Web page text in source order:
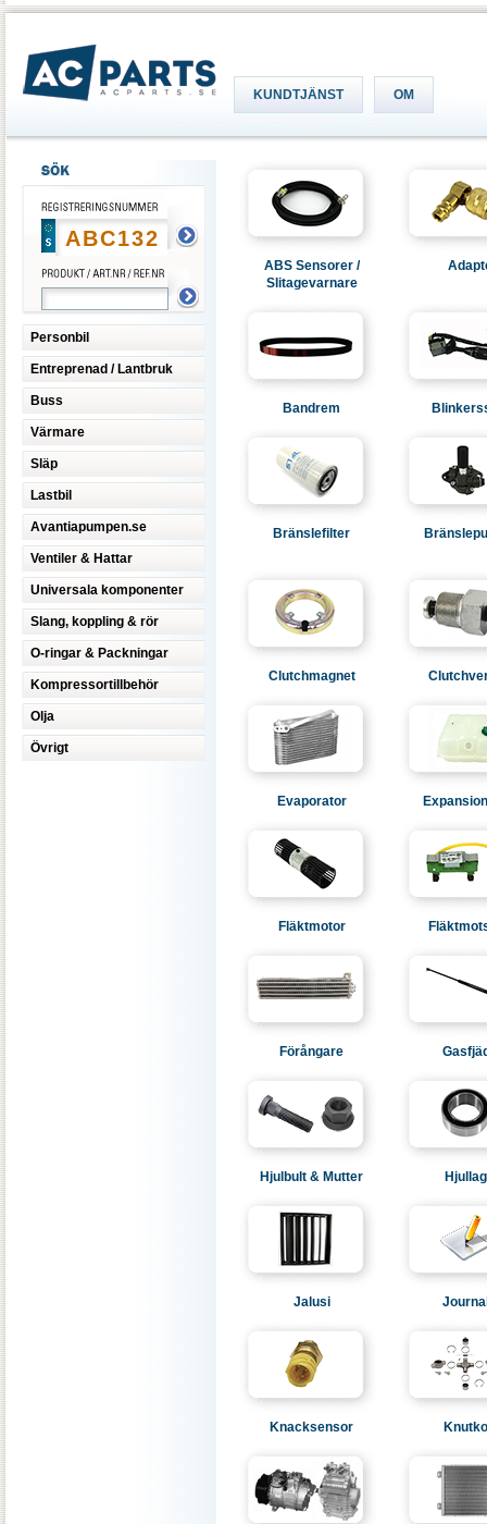
KUNDTJÄNST OM
Personbil
Entreprenad / Lantbruk
Buss
Värmare
Släp
Lastbil
Avantiapumpen.se
Ventiler & Hattar
Universala komponenter
Slang, koppling & rör
O-ringar & Packningar
Kompressortillbehör
Olja
Övrigt
ABS Sensorer /
Slitagevarnare
Bandrem
Bränslefilter
Clutchmagnet
Evaporator
Fläktmotor
Förångare
Hjulbult & Mutter
Jalusi
Knacksensor